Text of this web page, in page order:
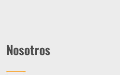
Nosotros